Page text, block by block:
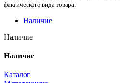
фактического вида товара.
Наличие
Наличие
Наличие
Каталог